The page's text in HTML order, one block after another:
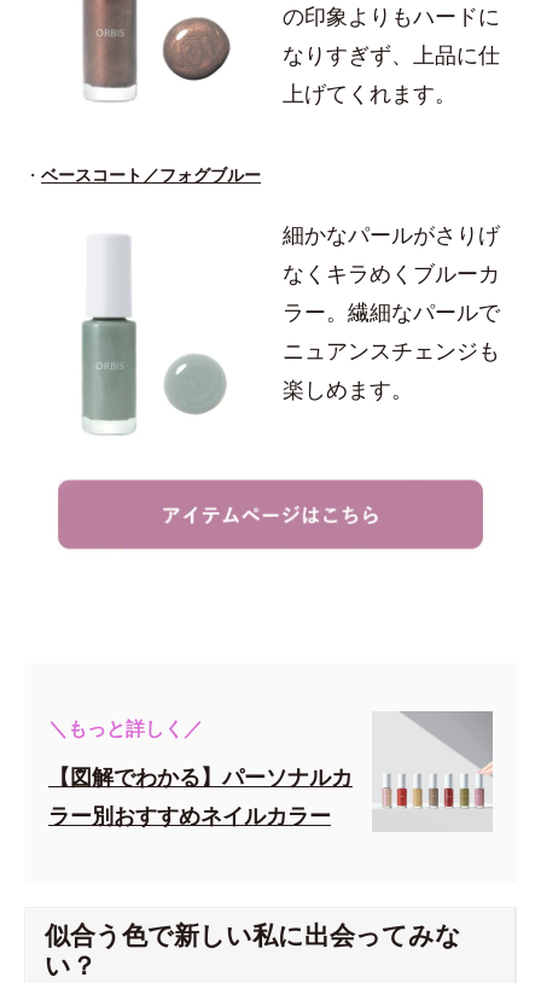
の印象よりもハードに
なりすぎず、上品に仕
上げてくれます。
・ ベースコート／フォグブルー
細かなパールがさりげ
なくキラめくブルーカ
ラー。繊細なパールで
ニュアンスチェンジも
楽しめます。
＼もっと詳しく／
【図解でわかる】パーソナルカ
ラー別おすすめネイルカラー
似合う色で新しい私に出会ってみな
い？